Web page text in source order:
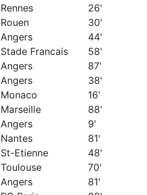
Rennes
26'
Rouen
30'
Angers
44'
Stade Francais
58'
Angers
87'
Angers
38'
Monaco
16'
Marseille
88'
Angers
9'
Nantes
81'
St-Etienne
48'
Toulouse
70'
Angers
81'